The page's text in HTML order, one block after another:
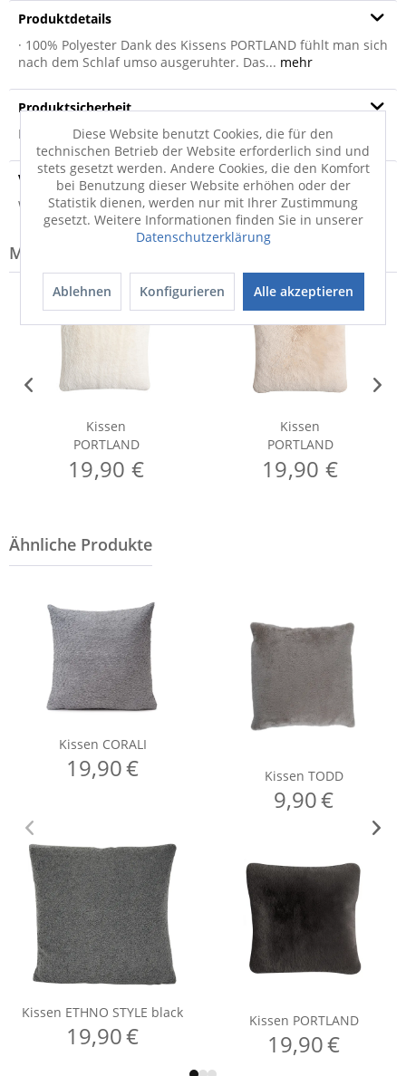
Produktdetails
· 100% Polyester Dank des Kissens PORTLAND fühlt man sich
nach dem Schlaf umso ausgeruhter. Das... mehr
Produktsicherheit
Produktsicherheit
Versandinfo
Weitere Informationen zum Versand...
Modell-Familie: PORTLAND
Kissen
PORTLAND
19,90 €
Kissen
PORTLAND
19,90 €
Diese Website benutzt Cookies, die für den
technischen Betrieb der Website erforderlich sind und
stets gesetzt werden. Andere Cookies, die den Komfort
bei Benutzung dieser Website erhöhen oder der
Statistik dienen, werden nur mit Ihrer Zustimmung
gesetzt. Weitere Informationen finden Sie in unserer
Datenschutzerklärung
Ablehnen Konfigurieren Alle akzeptieren